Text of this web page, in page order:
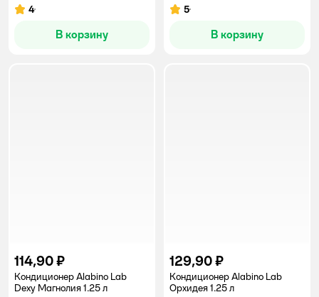
Рейтинг:
4
В корзину
Рейтинг:
5
В корзину
114,90 ₽
Кондиционер Alabino Lab
Dexy Магнолия 1.25 л
129,90 ₽
Кондиционер Alabino Lab
Орхидея 1.25 л